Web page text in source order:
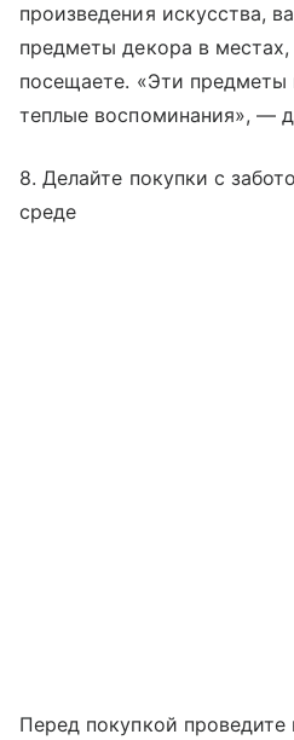
произведения искусства,
предметы декора в
посещаете. «Эти
теплые воспоминания», —
8. Делайте покупки с
среде
Перед покупкой проведите